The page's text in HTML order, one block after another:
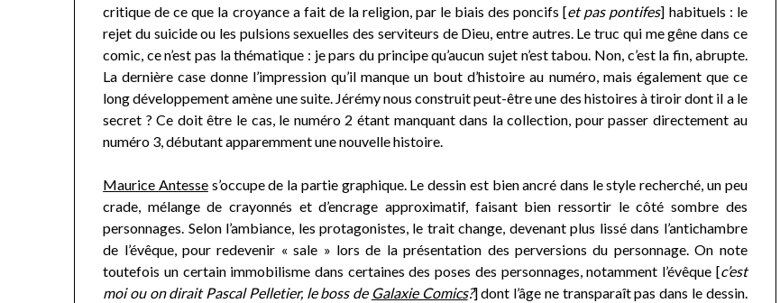
critique de ce que la croyance a fait de la religion, par le biais des poncifs [et pas pontifes] habituels : le
rejet du suicide ou les pulsions sexuelles des serviteurs de Dieu, entre autres. Le truc qui me gêne dans ce
comic, ce n’est pas la thématique : je pars du principe qu’aucun sujet n’est tabou. Non, c’est la fin, abrupte.
La dernière case donne l’impression qu’il manque un bout d’histoire au numéro, mais également que ce
long développement amène une suite. Jérémy nous construit peut-être une des histoires à tiroir dont il a le
secret ? Ce doit être le cas, le numéro 2 étant manquant dans la collection, pour passer directement au
numéro 3, débutant apparemment une nouvelle histoire.
Maurice Antesses’occupe de la partie graphique. Le dessin est bien ancré dans le style recherché, un peu
crade, mélange de crayonnés et d’encrage approximatif, faisant bien ressortir le côté sombre des
personnages. Selon l’ambiance, les protagonistes, le trait change, devenant plus lissé dans l’antichambre
de l’évêque, pour redevenir « sale » lors de la présentation des perversions du personnage. On note
toutefois un certain immobilisme dans certaines des poses des personnages, notamment l’évêque [c’est
moi ou on dirait Pascal Pelletier, le boss de Galaxie Comics?] dont l’âge ne transparaît pas dans le dessin.